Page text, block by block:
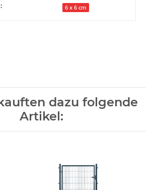
6 x 6 cm
dazu folgende
Artikel: